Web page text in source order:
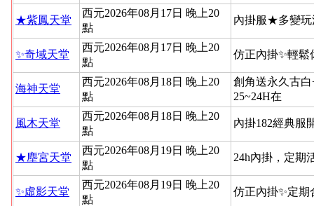
★紫鳳天堂
西元2026年08月17日 晚上20
點
內掛服★多變
✨奇域天堂
西元2026年08月17日 晚上20
點
仿正內掛✨輕鬆
海神天堂
西元2026年08月18日 晚上20
點
創角送永久古
25~24H在
風木天堂
西元2026年08月18日 晚上20
點
內掛182經典服
★塵宮天堂
西元2026年08月19日 晚上20
點
24h內掛，定期
✨虛影天堂
西元2026年08月19日 晚上20
點
仿正內掛✨定期